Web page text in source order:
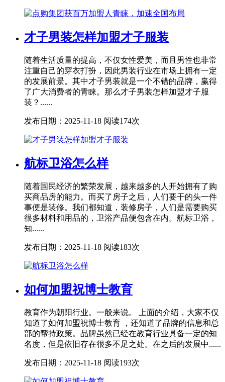
才子男装怎样加盟才子服装
随着生活质量的提高，不仅女性爱美，而且男性也非常
注重自己的穿衣打扮，因此男装行业在市场上拥有一定
的发展前景。其中才子男装就是一个不错的品牌，赢得
了广大消费者的青睐。那么才子男装怎样加盟才子服
装？......
发布日期：2025-11-18 阅读174次
航标卫浴怎么样
随着国民经济的繁荣发展，越来越多的人开始拥有了购
买商品房的能力。而买了房子之后，人们要干的头一件
事便是装修。我们都知道，装修房子，人们是需要购买
很多材料和用品的，卫浴产品便包含在内。航标卫浴，
知......
发布日期：2025-11-18 阅读183次
如何加盟祝博士教育
教育作为朝阳行业。一般来说。 上面的介绍，大家不仅
知道了如何加盟祝博士教育 ，还知道了品牌的信息和总
部的帮持政策。品牌虽然已经在教育行业具备一定的知
名度，但是依旧存在很多不足之处。在之后的发展中......
发布日期：2025-11-18 阅读193次